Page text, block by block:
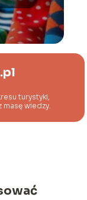
turystyki,
masę wiedzy.